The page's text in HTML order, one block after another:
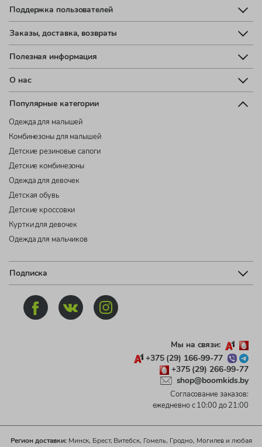
Поддержка пользователей
Заказы, доставка, возвраты
Полезная информация
О нас
Популярные категории
Одежда для малышей
Комбинезоны для малышей
Детские резиновые сапоги
Детские комбинезоны
Одежда для девочек
Детская обувь
Детские кроссовки
Куртки для девочек
Одежда для мальчиков
Подписка
Мы на связи:
+375 (29) 166-99-77
+375 (29) 266-99-77
shop@boomkids.by
Согласование заказов:
ежедневно с 10:00 до 21:00
Регион доставки:Минск, Брест, Витебск, Гомель, Гродно, Могилев и любая